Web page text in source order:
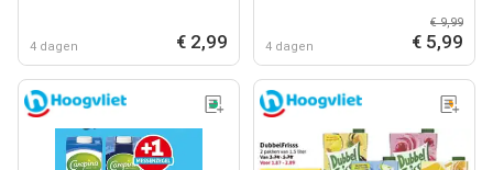
4 dagen € 2,99 4 dagen
€ 9,99
€ 5,99